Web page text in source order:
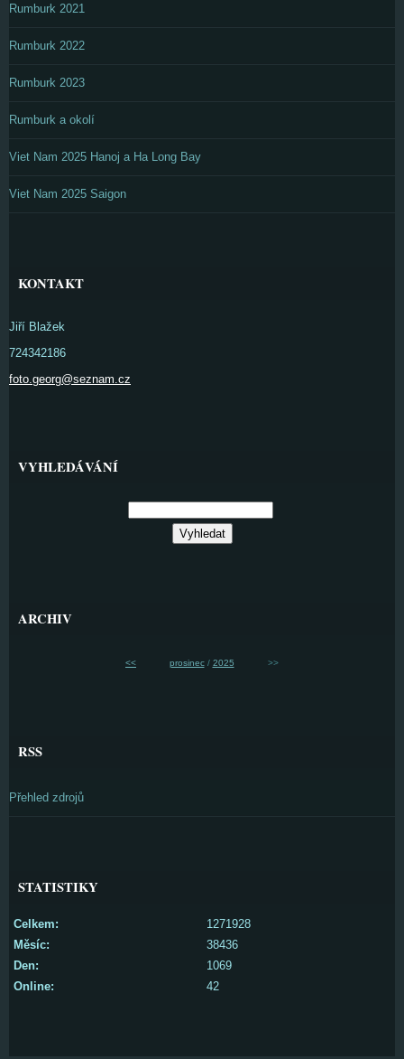
Rumburk 2021
Rumburk 2022
Rumburk 2023
Rumburk a okolí
Viet Nam 2025 Hanoj a Ha Long Bay
Viet Nam 2025 Saigon
KONTAKT
Jiří Blažek
724342186
foto.georg@seznam.cz
VYHLEDÁVÁNÍ
ARCHIV
<< prosinec/ 2025 >>
RSS
Přehled zdrojů
STATISTIKY
Online: 42
Celkem:
1271928
Měsíc:
38436
Den:
1069